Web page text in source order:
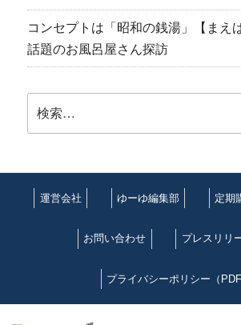
コンセプトは「昭和の銭湯」【まえ
話題のお風呂屋さん探訪
運営会社 ゆーゆ編集部 定期
お問い合わせ プレスリリ
プライバシーポリシー（PDF